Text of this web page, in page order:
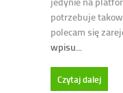
potrzebuje
polecam się
wpisu...
Czytaj dalej